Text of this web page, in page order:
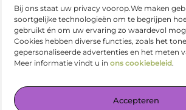
Bij ons staat uw privacy voorop.We maken
soortgelijke technologieën om te begrijpen
gebruikt én om uw ervaring zo waardevol
Cookies hebben diverse functies, zoals het
gepersonaliseerde advertenties en het meten
Meer informatie vindt u in ons cookiebeleid.
Accepteren
Jouw centrale plek voor kennis
— Verdiep je in prikkelende artikelen,
Onze informatie